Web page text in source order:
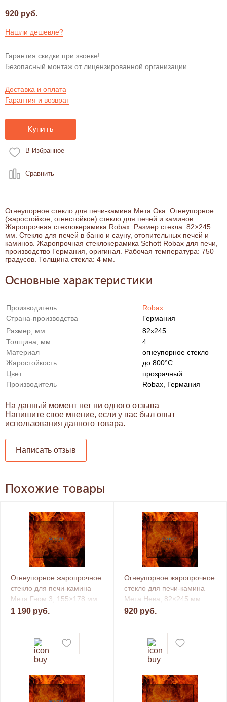
920 руб.
Нашли дешевле?
Гарантия скидки при звонке!
Безопасный монтаж от лицензированной организации
Доставка и оплата
Гарантия и возврат
Купить
В Избранное
Сравнить
Огнеупорное стекло для печи-камина Мета Ока. Огнеупорное
(жаростойкое, огнестойкое) стекло для печей и каминов.
Жаропрочная стеклокерамика Robax. Размер стекла: 82×245
мм. Стекло для печей в баню и сауну, отопительных печей и
каминов. Жаропрочная стеклокерамика Schott Robax для печи,
производство Германия, оригинал. Рабочая температура: 750
градусов. Толщина стекла: 4 мм.
Основные характеристики
Производитель
Robax
Страна-производства
Германия
Размер, мм
82x245
Толщина, мм
4
Материал
огнеупорное стекло
Жаростойкость
до 800°С
Цвет
прозрачный
Производитель
Robax, Германия
На данный момент нет ни одного отзыва
Напишите свое мнение, если у вас был опыт
использования данного товара.
Написать отзыв
Похожие товары
Огнеупорное жаропрочное
стекло для печи-камина
Мета Гном 3, 155×178 мм
1 190 руб.
Огнеупорное жаропрочное
стекло для печи-камина
Мета Нева, 82×245 мм
920 руб.